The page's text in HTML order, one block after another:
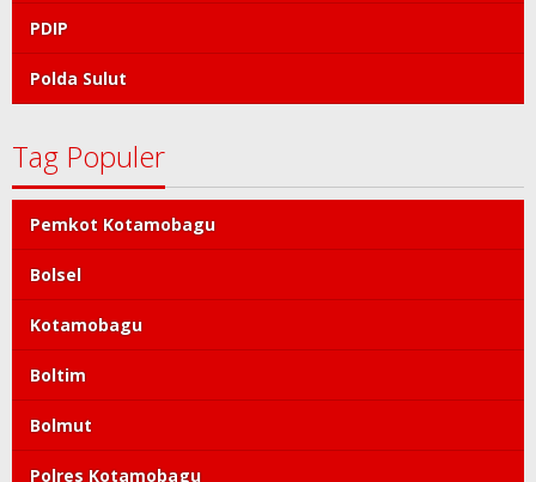
PDIP
Polda Sulut
Tag Populer
Pemkot Kotamobagu
Bolsel
Kotamobagu
Boltim
Bolmut
Polres Kotamobagu